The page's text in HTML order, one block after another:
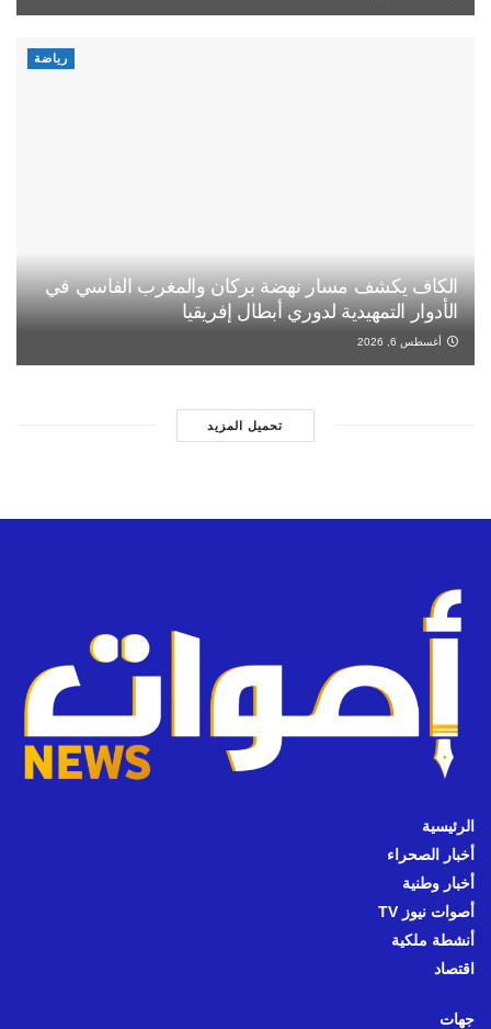
رياضة
الكاف يكشف مسار نهضة بركان والمغرب الفاسي في
الأدوار التمهيدية لدوري أبطال إفريقيا
أغسطس 6, 2026
تحميل المزيد
الرئيسية
أخبار الصحراء
أخبار وطنية
أصوات نيوز TV
أنشطة ملكية
اقتصاد
جهات